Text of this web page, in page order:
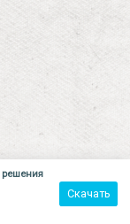
Скачать
info@stavcur.com